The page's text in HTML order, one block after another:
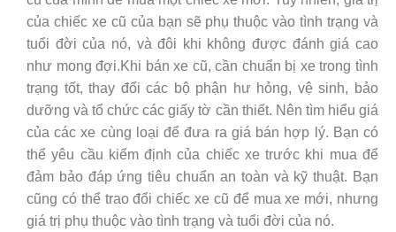
của chiếc xe cũ của bạn sẽ phụ thuộc vào tình trạng và
tuổi đời của nó, và đôi khi không được đánh giá cao
như mong đợi.Khi bán xe cũ, cần chuẩn bị xe trong tình
trạng tốt, thay đổi các bộ phận hư hỏng, vệ sinh, bảo
dưỡng và tổ chức các giấy tờ cần thiết. Nên tìm hiểu giá
của các xe cùng loại để đưa ra giá bán hợp lý. Bạn có
thể yêu cầu kiểm định của chiếc xe trước khi mua để
đảm bảo đáp ứng tiêu chuẩn an toàn và kỹ thuật. Bạn
cũng có thể trao đổi chiếc xe cũ để mua xe mới, nhưng
giá trị phụ thuộc vào tình trạng và tuổi đời của nó.